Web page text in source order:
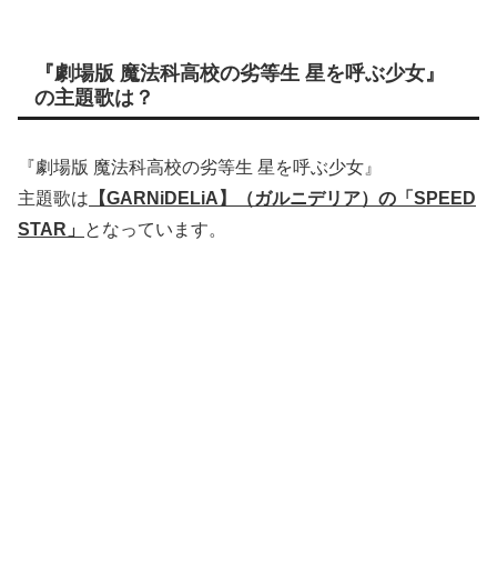
『劇場版 魔法科高校の劣等生 星を呼ぶ少女』
の主題歌は？
『劇場版 魔法科高校の劣等生 星を呼ぶ少女』
主題歌は 【GARNiDELiA】（ガルニデリア）の「SPEED
STAR」
となっています。